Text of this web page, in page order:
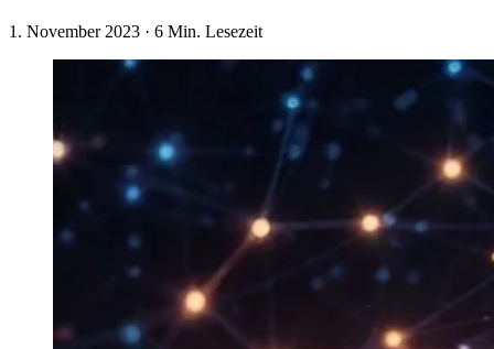
1. November 2023 · 6 Min. Lesezeit